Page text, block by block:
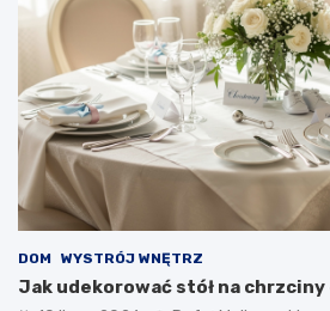
DOM WYSTRÓJ WNĘTRZ
Jak udekorować stół na chrzciny